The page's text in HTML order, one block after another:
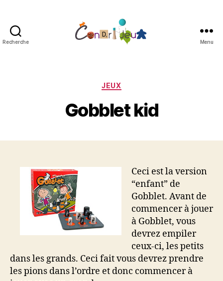
Recherche Menu
Catégories
JEUX
Gobblet kid
Ceci est la version
“enfant” de
Gobblet. Avant de
commencer à jouer
à Gobblet, vous
devrez empiler
ceux-ci, les petits
dans les grands. Ceci fait vous devrez prendre
les pions dans l’ordre et donc commencer à